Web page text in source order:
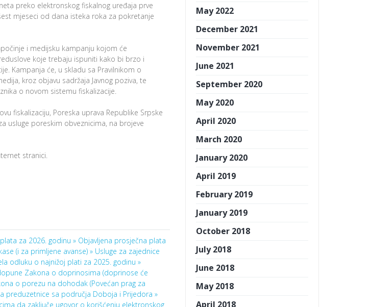
May 2022
December 2021
November 2021
June 2021
September 2020
May 2020
April 2020
March 2020
January 2020
April 2019
February 2019
January 2019
October 2018
July 2018
June 2018
May 2018
April 2018
preko elektronskog fiskalnog uređaja prve
mjeseci od dana isteka roka za pokretanje
i medijsku kampanju kojom će
koje trebaju ispuniti kako bi brzo i
Kampanja će, u skladu sa Pravilnikom o
kroz objavu sadržaja Javnog poziva, te
o novom sistemu fiskalizacije.
fiskalizaciju, Poreska uprava Republike Srpske
usluge poreskim obveznicima, na brojeve
stranici.
za 2026. godinu » Objavljena prosječna plata
(i za primljene avanse) » Usluge za zajednice
odluku o najnižoj plati za 2025. godinu »
Zakona o doprinosima (doprinose će
o porezu na dohodak (Povećan prag za
preduzetnice sa područja Doboja i Prijedora »
da zaključe ugovor o korišćenju elektronskog